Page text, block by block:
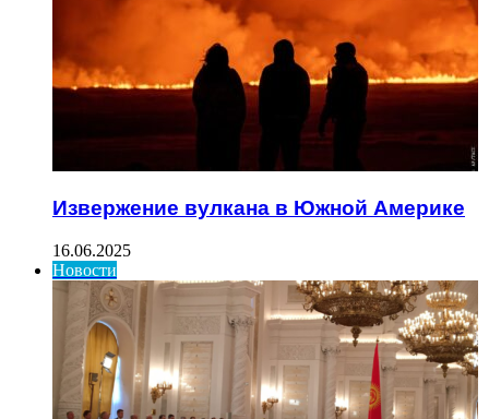
Извержение вулкана в Южной Америке
16.06.2025
Новости